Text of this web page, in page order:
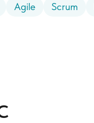
Agile Scrum